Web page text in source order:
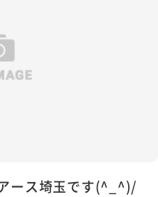
ース埼玉です(^_^)/